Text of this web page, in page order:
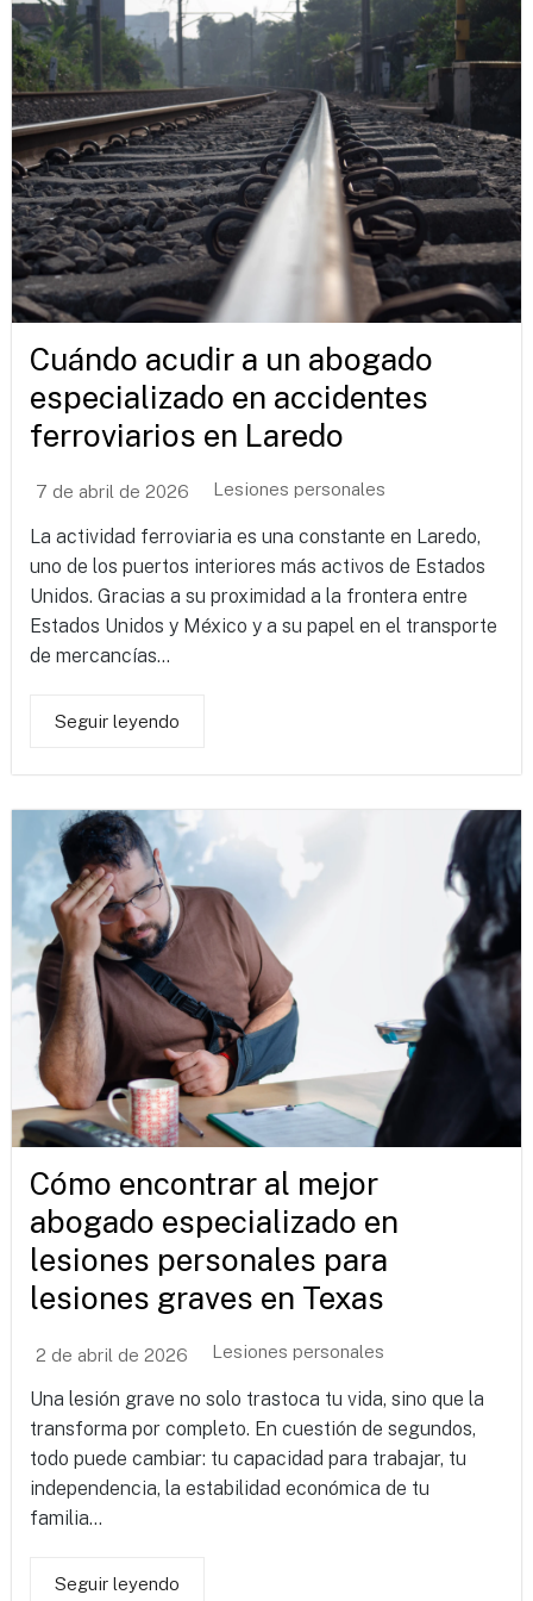
Cuándo acudir a un abogado
especializado en accidentes
ferroviarios en Laredo
7 de abril de 2026 Lesiones personales
La actividad ferroviaria es una constante en Laredo,
uno de los puertos interiores más activos de Estados
Unidos. Gracias a su proximidad a la frontera entre
Estados Unidos y México y a su papel en el transporte
de mercancías...
Seguir leyendo
Cómo encontrar al mejor
abogado especializado en
lesiones personales para
lesiones graves en Texas
2 de abril de 2026 Lesiones personales
Una lesión grave no solo trastoca tu vida, sino que la
transforma por completo. En cuestión de segundos,
todo puede cambiar: tu capacidad para trabajar, tu
independencia, la estabilidad económica de tu
familia...
Seguir leyendo